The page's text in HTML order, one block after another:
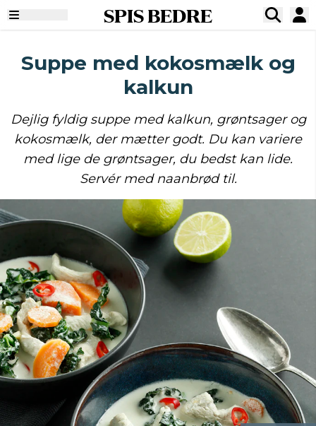
SPIS BEDRE
Suppe med kokosmælk og
kalkun
Dejlig fyldig suppe med kalkun, grøntsager og
kokosmælk, der mætter godt. Du kan variere
med lige de grøntsager, du bedst kan lide.
Servér med naanbrød til.